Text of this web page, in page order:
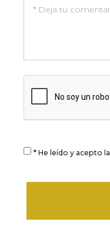
* He leído y acepto la